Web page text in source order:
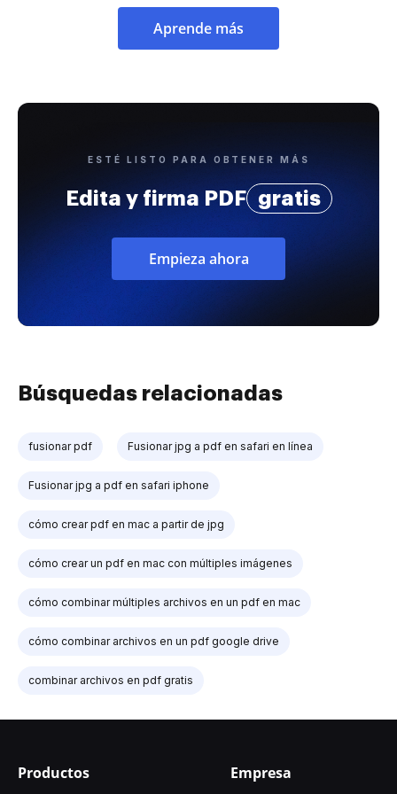
Aprende más
ESTÉ LISTO PARA OBTENER MÁS
Edita y firma PDF gratis
Empieza ahora
Búsquedas relacionadas
fusionar pdf Fusionar jpg a pdf en safari en línea
Fusionar jpg a pdf en safari iphone
cómo crear pdf en mac a partir de jpg
cómo crear un pdf en mac con múltiples imágenes
cómo combinar múltiples archivos en un pdf en mac
cómo combinar archivos en un pdf google drive
combinar archivos en pdf gratis
Productos Empresa